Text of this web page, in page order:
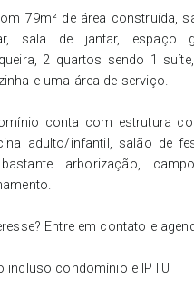
79m² de área construída,
sala de jantar, espaço
2 quartos sendo 1
e uma área de serviço.
conta com estrutura
adulto/infantil, salão de
arborização,
Entre em contato e
incluso condomínio e IPTU